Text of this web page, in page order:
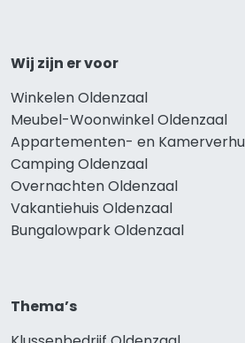
Wij zijn er voor
Winkelen Oldenzaal
Meubel-Woonwinkel Oldenzaal
Appartementen- en
Camping Oldenzaal
Overnachten Oldenzaal
Vakantiehuis Oldenzaal
Bungalowpark Oldenzaal
Thema’s